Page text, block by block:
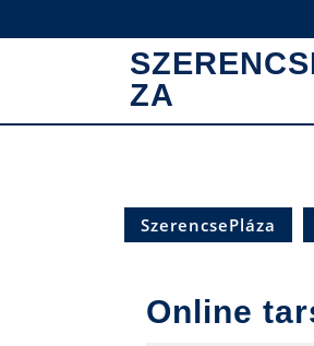
to
ZA
SzerencsePláza
Online